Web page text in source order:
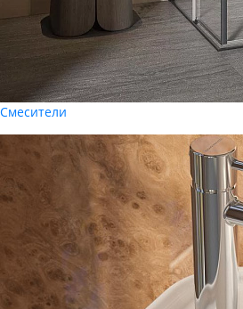
Смесители